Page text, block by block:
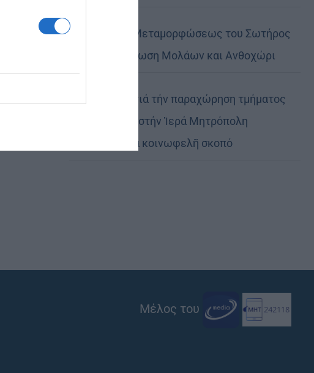
Η εορτή της Μεταμορφώσεως του Σωτήρος
σε Μεταμόρφωση Μολάων και Ανθοχώρι
Εὐχαριστίες γιά τήν παραχώρηση τμήματος
στρατοπέδου στήν Ἱερά Μητρόπολη
Καστορίας γιά κοινωφελῆ σκοπό
Μέλος του